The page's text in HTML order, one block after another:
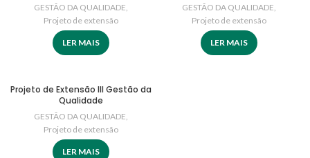
GESTÃO DA QUALIDADE,
Projeto de extensão
LER MAIS
GESTÃO DA QUALIDADE,
Projeto de extensão
LER MAIS
Projeto de Extensão III Gestão da
Qualidade
GESTÃO DA QUALIDADE,
Projeto de extensão
LER MAIS